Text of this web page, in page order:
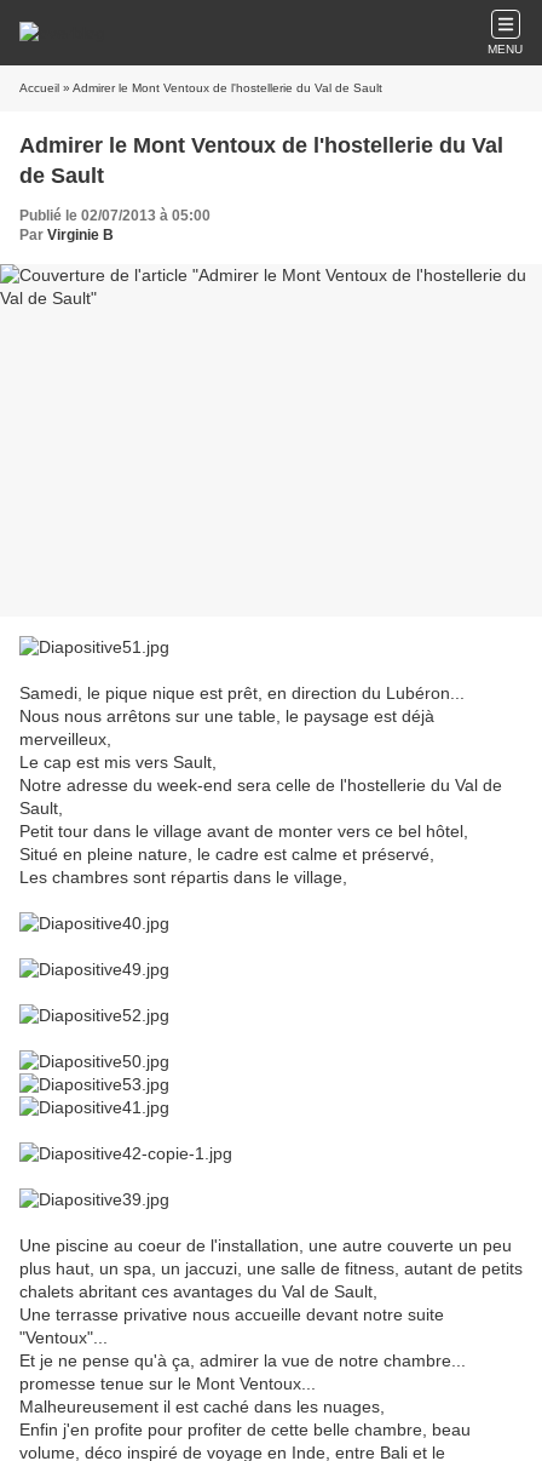
MENU
Accueil » Admirer le Mont Ventoux de l'hostellerie du Val de Sault
Admirer le Mont Ventoux de l'hostellerie du Val
de Sault
Publié le 02/07/2013 à 05:00
Par Virginie B
Samedi, le pique nique est prêt, en direction du Lubéron...
Nous nous arrêtons sur une table, le paysage est déjà
merveilleux,
Le cap est mis vers Sault,
Notre adresse du week-end sera celle de l'hostellerie du Val de
Sault,
Petit tour dans le village avant de monter vers ce bel hôtel,
Situé en pleine nature, le cadre est calme et préservé,
Les chambres sont répartis dans le village,
Une piscine au coeur de l'installation, une autre couverte un peu
plus haut, un spa, un jaccuzi, une salle de fitness, autant de petits
chalets abritant ces avantages du Val de Sault,
Une terrasse privative nous accueille devant notre suite
"Ventoux"...
Et je ne pense qu'à ça, admirer la vue de notre chambre...
promesse tenue sur le Mont Ventoux...
Malheureusement il est caché dans les nuages,
Enfin j'en profite pour profiter de cette belle chambre, beau
volume, déco inspiré de voyage en Inde, entre Bali et le